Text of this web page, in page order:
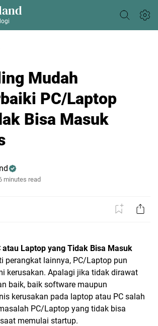
Mudah
PC/Laptop
Bisa Masuk
minutes read
atau Laptop yang Tidak Bisa Masuk
perangkat lainnya, PC/Laptop pun
kerusakan. Apalagi jika tidak dirawat
baik, baik software maupun
kerusakan pada laptop atau PC salah
PC/Laptop yang tidak bisa
memulai startup.